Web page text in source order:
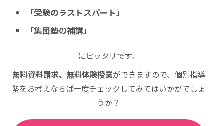
「受験のラストスパート」
「集団塾の補講」
にピッタリです。
無料資料請求、無料体験授業ができますので、個別指導
塾をお考えならば一度チェックしてみてはいかがでしょ
うか？